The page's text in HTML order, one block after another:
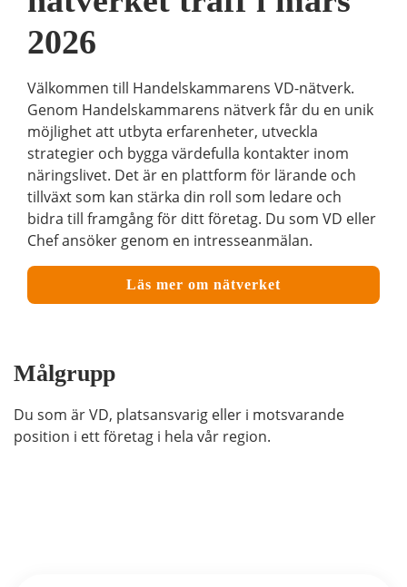
2026
Välkommen till Handelskammarens VD-nätverk.
Genom Handelskammarens nätverk får du en unik
möjlighet att utbyta erfarenheter, utveckla
strategier och bygga värdefulla kontakter inom
näringslivet. Det är en plattform för lärande och
tillväxt som kan stärka din roll som ledare och
bidra till framgång för ditt företag. Du som VD eller
Chef ansöker genom en intresseanmälan.
Läs mer om nätverket
Målgrupp
Du som är VD, platsansvarig eller i motsvarande
position i ett företag i hela vår region.